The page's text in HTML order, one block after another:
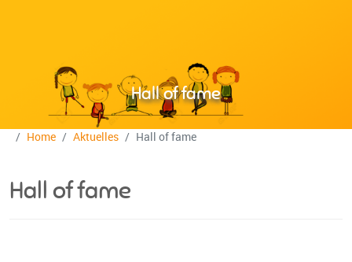
Hall of fame
Home Aktuelles Hall of fame
Hall of fame